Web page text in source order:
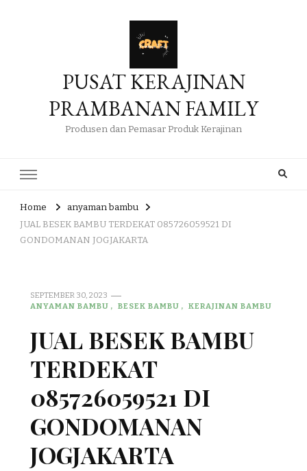
PUSAT KERAJINAN
PRAMBANAN FAMILY
Produsen dan Pemasar Produk Kerajinan
Home
anyaman bambu
JUAL BESEK BAMBU TERDEKAT 085726059521 DI
GONDOMANAN JOGJAKARTA
SEPTEMBER 30, 2023
ANYAMAN BAMBU
BESEK BAMBU KERAJINAN BAMBU
JUAL BESEK BAMBU
TERDEKAT
085726059521 DI
GONDOMANAN
JOGJAKARTA